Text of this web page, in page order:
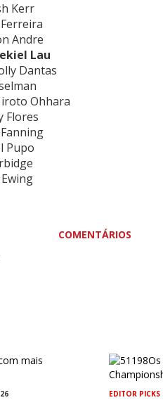
Kerr
Andre
Lau
Dantas
Ohhara
Flores
Pupo
COMENTÁRIOS
EDITOR PICKS